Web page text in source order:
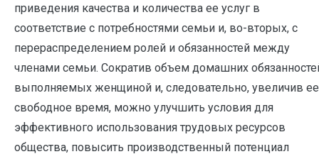
приведения качества и количества ее услуг в
соответствие с потребностями семьи и, во-вторых, с
перераспределением ролей и обязанностей между
членами семьи. Сократив объем домашних
выполняемых женщиной и, следовательно, увеличив ее
свободное время, можно улучшить условия для
эффективного использования трудовых ресурсов
общества, повысить производственный потенциал